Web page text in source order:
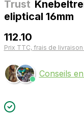
Note moyenne de 5
Trust
eliptical 16mm
112.10
Prix TTC, frais de livraison
Conseils